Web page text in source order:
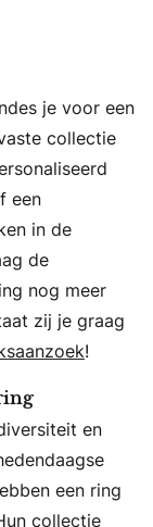
je voor een
collectie
een
in de
de
nog meer
zij je graag
!
en
een ring
collectie